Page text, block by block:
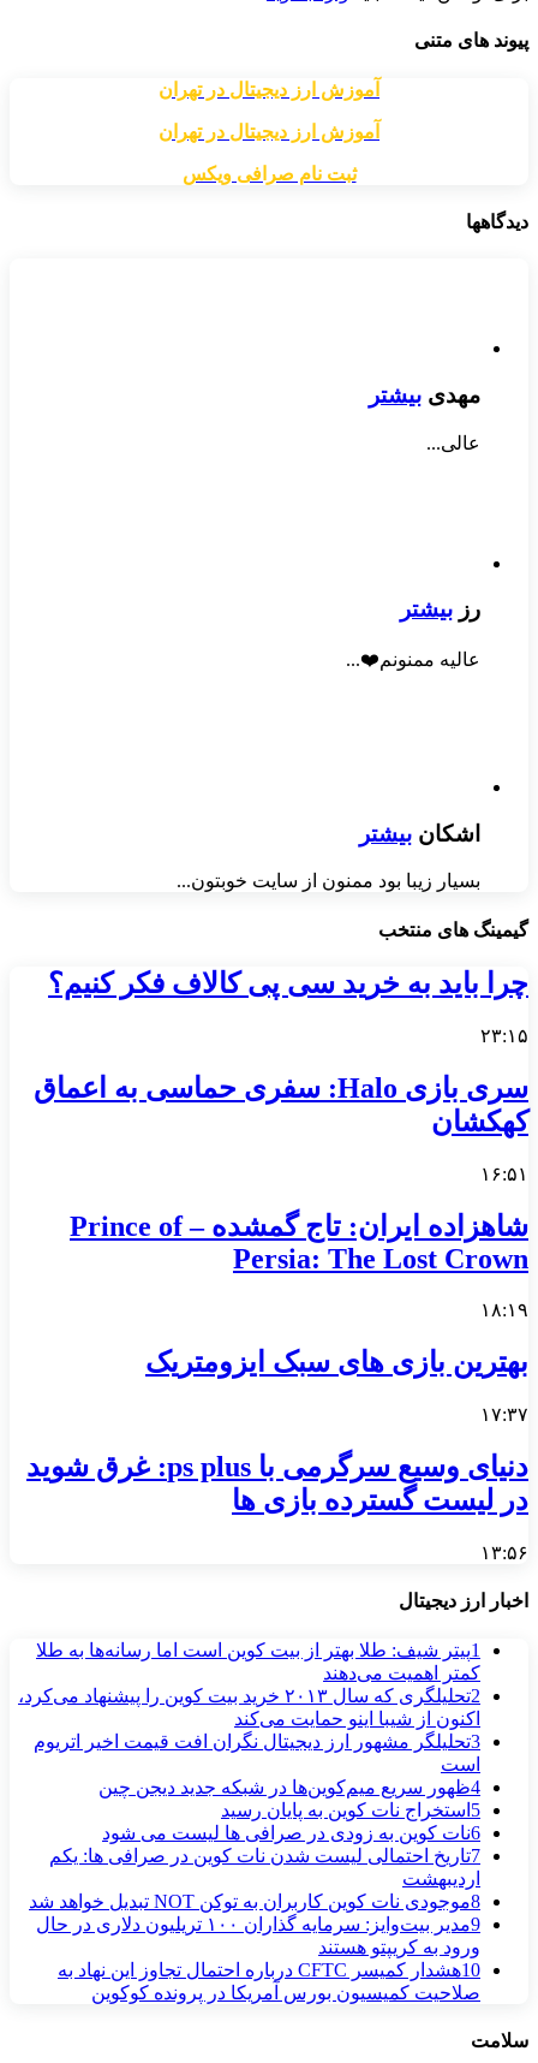
پیوند های متنی
آموزش ارز دیجیتال در تهران
آموزش ارز دیجیتال در تهران
ثبت نام صرافی ویکس
دیدگاهها
مهدی بیشتر
عالی...
رز بیشتر
عالیه ممنونم❤️...
اشکان بیشتر
بسیار زیبا بود ممنون از سایت خوبتون...
گیمینگ های منتخب
چرا باید به خرید سی پی کالاف فکر کنیم؟
۲۳:۱۵
سری بازی Halo: سفری حماسی به اعماق
کهکشان
۱۶:۵۱
شاهزاده ایران: تاج گمشده – Prince of
Persia: The Lost Crown
۱۸:۱۹
بهترین بازی های سبک ایزومتریک
۱۷:۳۷
دنیای وسیع سرگرمی با ps plus: غرق شوید
در لیست گسترده بازی ها
۱۳:۵۶
اخبار ارز دیجیتال
1پیتر شیف: طلا بهتر از بیت کوین است اما رسانه‌ها به طلا
کمتر اهمیت می‌دهند
2
تحلیلگری که سال ۲۰۱۳ خرید بیت کوین را پیشنهاد می‌کرد،
اکنون از شیبا اینو حمایت می‌کند
3تحلیلگر مشهور ارز دیجیتال نگران افت قیمت اخیر اتریوم
است
4ظهور سریع میم‌کوین‌ها در شبکه جدید دیجن چین
5 استخراج نات کوین به پایان رسید
6نات کوین به‌ زودی در صرافی‌ ها لیست می‌ شود
7تاریخ احتمالی لیست شدن نات کوین در صرافی‌ ها: یکم
اردیبهشت
8موجودی نات کوین کاربران به توکن NOT تبدیل خواهد شد
9
مدیر بیت‌وایز: سرمایه گذاران ۱۰۰ تریلیون دلاری در حال
ورود به کریپتو هستند
10
هشدار کمیسر CFTC درباره احتمال تجاوز این نهاد به
صلاحیت کمیسیون بورس آمریکا در پرونده کوکوین
سلامت